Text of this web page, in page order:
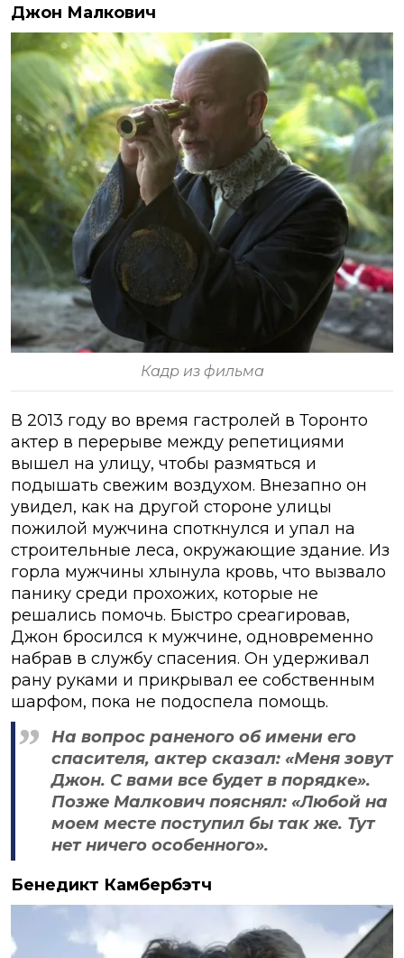
Джон Малкович
Кадр из фильма
В 2013 году во время гастролей в Торонто
актер в перерыве между репетициями
вышел на улицу, чтобы размяться и
подышать свежим воздухом. Внезапно он
увидел, как на другой стороне улицы
пожилой мужчина споткнулся и упал на
строительные леса, окружающие здание. Из
горла мужчины хлынула кровь, что вызвало
панику среди прохожих, которые не
решались помочь. Быстро среагировав,
Джон бросился к мужчине, одновременно
набрав в службу спасения. Он удерживал
рану руками и прикрывал ее собственным
шарфом, пока не подоспела помощь.
На вопрос раненого об имени его
спасителя, актер сказал: «Меня зовут
Джон. С вами все будет в порядке».
Позже Малкович пояснял: «Любой на
моем месте поступил бы так же. Тут
нет ничего особенного».
Бенедикт Камбербэтч